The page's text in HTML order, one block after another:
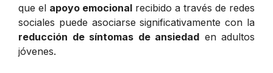
que el apoyo emocional recibido a través de redes
sociales puede asociarse significativamente con la
reducción de síntomas de ansiedad en adultos
jóvenes.